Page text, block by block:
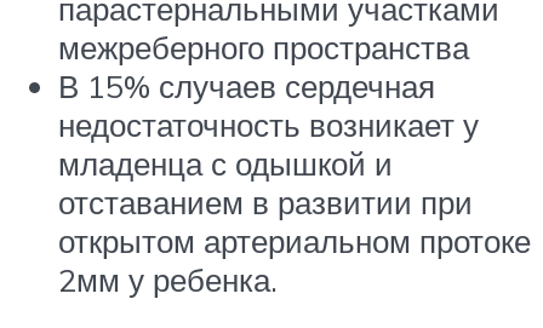
парастернальными участками
межреберного пространства
В 15% случаев сердечная
недостаточность возникает у
младенца с одышкой и
отставанием в развитии при
открытом артериальном протоке
2мм у ребенка.